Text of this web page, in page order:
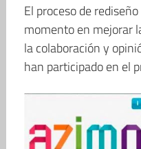
El proceso de
momento en mejorar
la colaboración y
han participado en el